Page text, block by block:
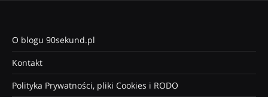
O blogu 90sekund.pl
Kontakt
Polityka Prywatności, pliki Cookies i RODO